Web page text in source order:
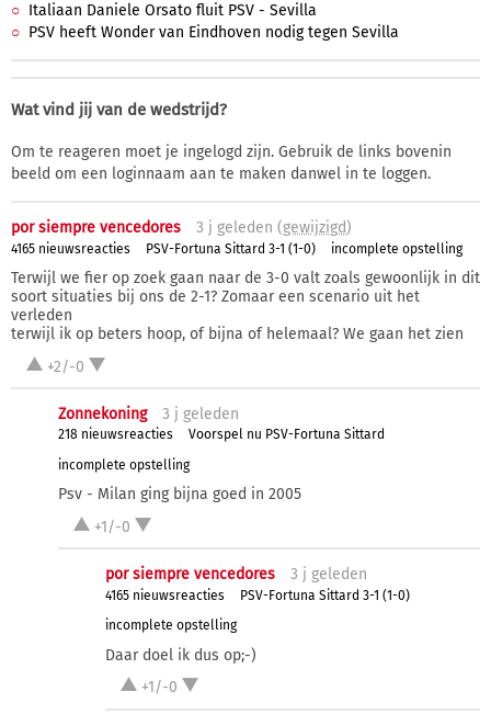
Italiaan Daniele Orsato fluit PSV - Sevilla
PSV heeft Wonder van Eindhoven nodig tegen Sevilla
Wat vind jij van de wedstrijd?
Om te reageren moet je ingelogd zijn. Gebruik de links bovenin
beeld om een loginnaam aan te maken danwel in te loggen.
por siempre vencedores 3 j geleden (gewijzigd)
4165 nieuwsreacties PSV-Fortuna Sittard 3-1 (1-0) incomplete opstelling
Terwijl we fier op zoek gaan naar de 3-0 valt zoals gewoonlijk in dit
soort situaties bij ons de 2-1? Zomaar een scenario uit het
verleden
terwijl ik op beters hoop, of bijna of helemaal? We gaan het zien
+2/-0
Zonnekoning 3 j geleden
218 nieuwsreacties
Voorspel nu PSV-Fortuna Sittard
incomplete opstelling
Psv - Milan ging bijna goed in 2005
+1/-0
por siempre vencedores 3 j geleden
4165 nieuwsreacties
PSV-Fortuna Sittard 3-1 (1-0)
incomplete opstelling
Daar doel ik dus op;-)
+1/-0